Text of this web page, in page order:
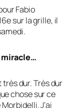
Fabio
sur la grille, il
miracle…
très dur. Très dur
chose sur ce
J’ai